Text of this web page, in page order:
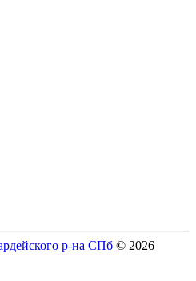
р-на СПб © 2026